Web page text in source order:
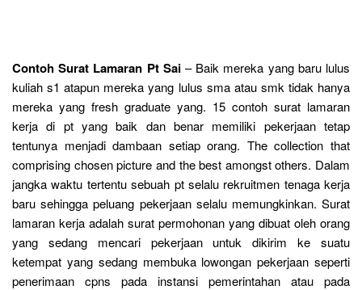
Contoh Surat Lamaran Pt Sai– Baik mereka yang baru lulus
kuliah s1 atapun mereka yang lulus sma atau smk tidak hanya
mereka yang fresh graduate yang. 15 contoh surat lamaran
kerja di pt yang baik dan benar memiliki pekerjaan tetap
tentunya menjadi dambaan setiap orang. The collection that
comprising chosen picture and the best amongst others. Dalam
jangka waktu tertentu sebuah pt selalu rekruitmen tenaga kerja
baru sehingga peluang pekerjaan selalu memungkinkan. Surat
lamaran kerja adalah surat permohonan yang dibuat oleh orang
yang sedang mencari pekerjaan untuk dikirim ke suatu
ketempat yang sedang membuka lowongan pekerjaan seperti
penerimaan cpns pada instansi pemerintahan atau pada